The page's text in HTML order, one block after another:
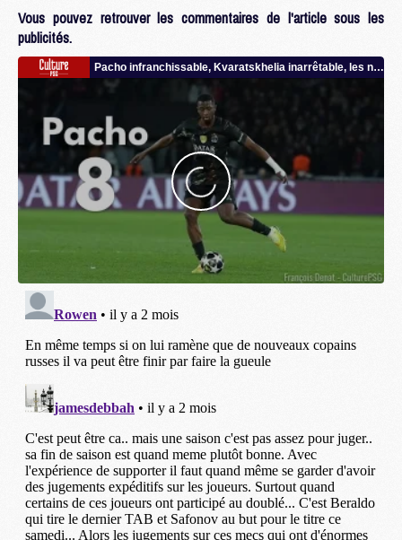
Vous pouvez retrouver les commentaires de l'article sous les
publicités.